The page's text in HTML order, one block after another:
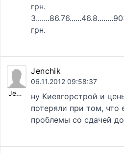
грн.
грн.
Jenchik
Jenchik
06.11.2012 09:58:37
ну Киевгорстрой и
потеряли при том, что
проблемы со сдачей